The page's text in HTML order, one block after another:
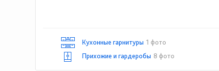
Кухонные гарнитуры 1 фото
Прихожие и гардеробы 8 фото